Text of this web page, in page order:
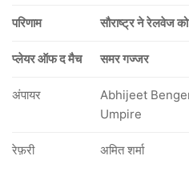
परिणाम सौराष्ट्र ने रेलवेज
प्लेयर ऑफ द मैच समर गज्जर
अंपायर
Abhijeet
Umpire
रेफ़री अमित शर्मा